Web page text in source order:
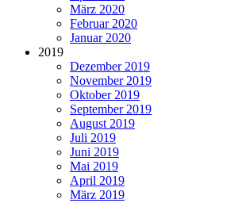
März 2020
Februar 2020
Januar 2020
2019
Dezember 2019
November 2019
Oktober 2019
September 2019
August 2019
Juli 2019
Juni 2019
Mai 2019
April 2019
März 2019